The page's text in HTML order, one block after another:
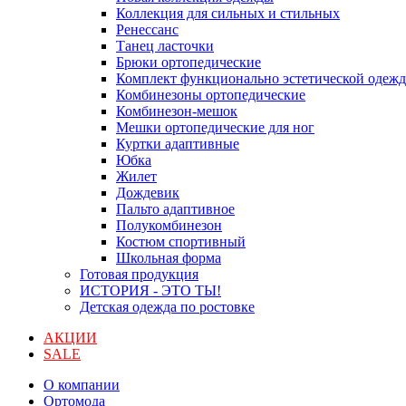
Коллекция для сильных и стильных
Ренессанс
Танец ласточки
Брюки ортопедические
Комплект функционально эстетической
Комбинезоны ортопедические
Комбинезон-мешок
Мешки ортопедические для ног
Куртки адаптивные
Юбка
Жилет
Дождевик
Пальто адаптивное
Полукомбинезон
Костюм спортивный
Школьная форма
Готовая продукция
ИСТОРИЯ - ЭТО ТЫ!
Детская одежда по ростовке
АКЦИИ
SALE
О компании
Ортомода